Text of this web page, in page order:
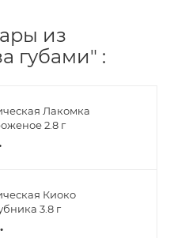
из
губами" :
Лакомка
2.8 г
Киоко
3.8 г